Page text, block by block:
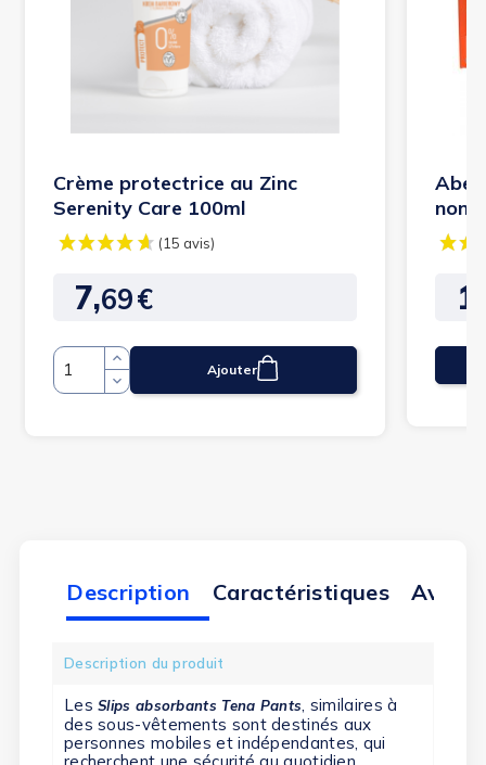
Crème protectrice au Zinc
Serenity Care 100ml
Prix
7,69€
Quantité Ajouter
non
Prix
Description Caractéristiques Avis
Description du produit
LesSlips absorbants Tena Pants , similaires à
des sous-vêtements sont destinés aux
personnes mobiles et indépendantes, qui
recherchent une sécurité au quotidien.